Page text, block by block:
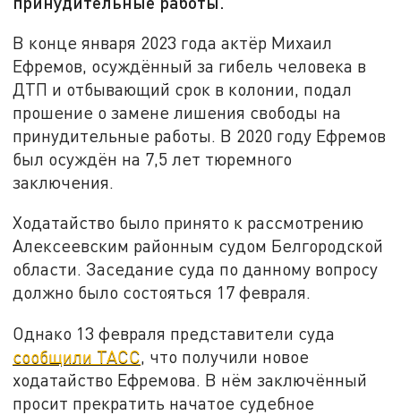
В конце января 2023 года актёр Михаил
Ефремов, осуждённый за гибель человека в
ДТП и отбывающий срок в колонии, подал
прошение о замене лишения свободы на
принудительные работы. В 2020 году Ефремов
был осуждён на 7,5 лет тюремного
заключения.
Ходатайство было принято к рассмотрению
Алексеевским районным судом Белгородской
области. Заседание суда по данному вопросу
должно было состояться 17 февраля.
Однако 13 февраля представители суда
сообщили ТАСС, что получили новое
ходатайство Ефремова. В нём заключённый
просит прекратить начатое судебное